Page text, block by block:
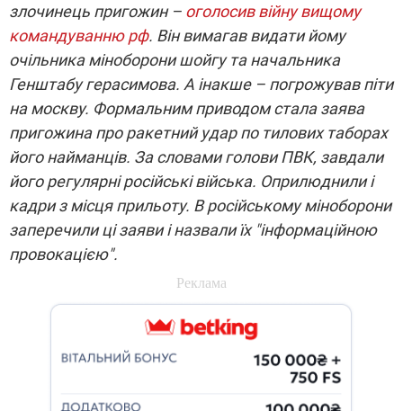
злочинець пригожин – оголосив війну вищому
командуванню рф. Він вимагав видати йому
очільника міноборони шойгу та начальника
Генштабу герасимова. А інакше – погрожував піти
на москву. Формальним приводом стала заява
пригожина про ракетний удар по тилових таборах
його найманців. За словами голови ПВК, завдали
його регулярні російські війська. Оприлюднили і
кадри з місця прильоту. В російському міноборони
заперечили ці заяви і назвали їх "інформаційною
провокацією".